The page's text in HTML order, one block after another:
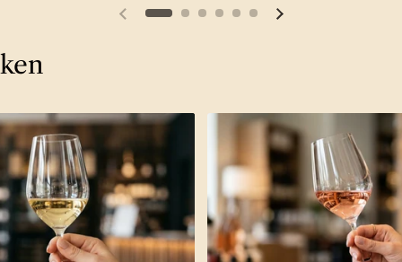
Vorherige Folie Nächste Folie